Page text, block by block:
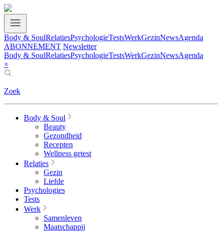
Body & SoulRelatiesPsychologieTestsWerkGezinNewsAgenda
ABONNEMENT Newsletter
Body & SoulRelatiesPsychologieTestsWerkGezinNewsAgenda
×
Zoek
Body & Soul
Beauty
Gezondheid
Recepten
Wellness getest
Relaties
Gezin
Liefde
Psychologies
Tests
Werk
Samenleven
Maatschappij